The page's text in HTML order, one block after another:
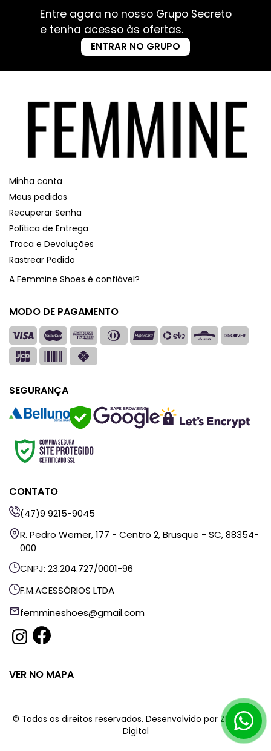
Entre agora no nosso Grupo Secreto
e tenha acesso às ofertas.
ENTRAR NO GRUPO
Minha conta
Meus pedidos
Recuperar Senha
Política de Entrega
Troca e Devoluções
Rastrear Pedido
A Femmine Shoes é confiável?
MODO DE PAGAMENTO
SEGURANÇA
SAFE BROWSING
CONTATO
(47)9 9215-9045
R. Pedro Werner, 177 - Centro 2, Brusque - SC, 88354-
000
CNPJ: 23.204.727/0001-96
F.M.ACESSÓRIOS LTDA
femmineshoes@gmail.com
VER NO MAPA
© Todos os direitos reservados. Desenvolvido por ZHF Mídia
Digital